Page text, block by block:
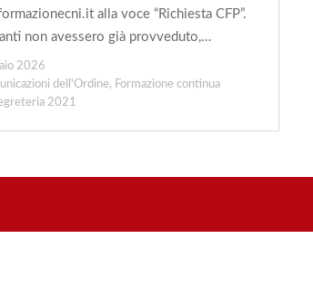
alla voce “Richiesta CFP”.
non avessero già provveduto,…
2026
dell'Ordine, Formazione continua
2021